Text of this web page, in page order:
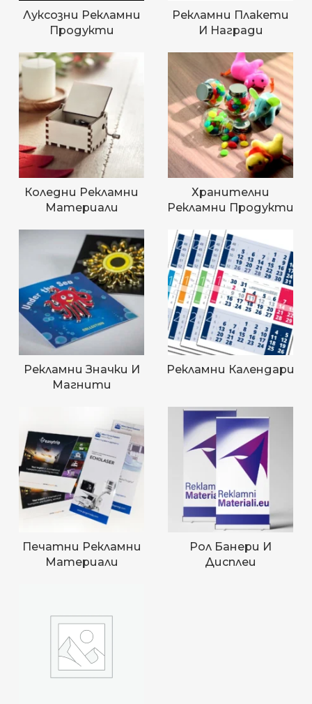
Луксозни Рекламни
Продукти
Рекламни Плакети
И Награди
Коледни Рекламни
Материали
Хранителни
Рекламни Продукти
Рекламни Значки И
Магнити
Рекламни Календари
Печатни Рекламни
Материали
Рол Банери И
Дисплеи